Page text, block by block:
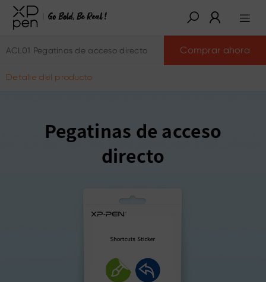
ACL01 Pegatinas de acceso directo
Detalle del producto
Comprar ahora
Pegatinas de acceso
directo